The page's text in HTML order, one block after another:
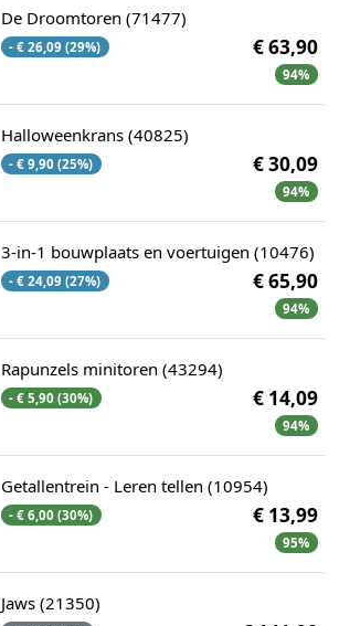
De Droomtoren (71477)
- € 26,09 (29%) € 63,90
94%
Halloweenkrans (40825)
- € 9,90 (25%) € 30,09
94%
3-in-1 bouwplaats en voertuigen (10476)
- € 24,09 (27%) € 65,90
94%
Rapunzels minitoren (43294)
- € 5,90 (30%) € 14,09
94%
Getallentrein - Leren tellen (10954)
- € 6,00 (30%) € 13,99
95%
Jaws (21350)